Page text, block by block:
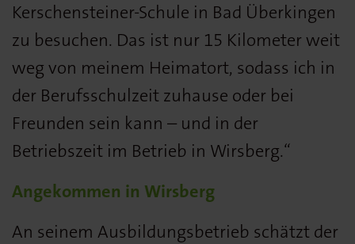
Kerschensteiner-Schule in Bad Überkingen
zu besuchen. Das ist nur 15 Kilometer weit
weg von meinem Heimatort, sodass ich in
der Berufsschulzeit zuhause oder bei
Freunden sein kann – und in der
Betriebszeit im Betrieb in Wirsberg.“
Angekommen in Wirsberg
An seinem Ausbildungsbetrieb schätzt der